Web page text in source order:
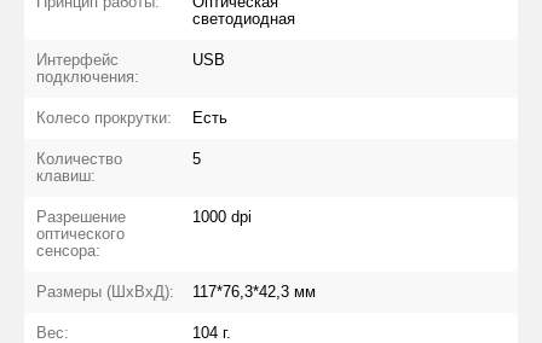
светодиодная
Интерфейс
подключения:
USB
Колесо прокрутки: Есть
Количество
клавиш:
5
Разрешение
оптического
сенсора:
1000 dpi
Размеры (ШxВxД): 117*76,3*42,3 мм
Вес: 104 г.